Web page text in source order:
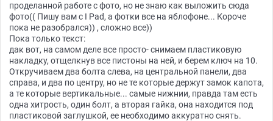
проделанной работе с фото, но не знаю как выложить сюда
фото(( Пишу вам с I Pad, а фотки все на яблофоне... Короче
пока не разобрался)) , сложно все))
Пока только текст:
дак вот, на самом деле все просто- снимаем пластиковую
накладку, отщелкнув все пистоны на ней, и берем ключ на 10.
Откручиваем два болта слева, на центральной панели, два
справа, и два по центру, но не те которые держут замок капота,
а те которые вертикальные... самые нижнии, правда там есть
одна хитрость, один болт, а вторая гайка, она находится под
пластиковой заглушкой, ее необходимо аккуратно снять.